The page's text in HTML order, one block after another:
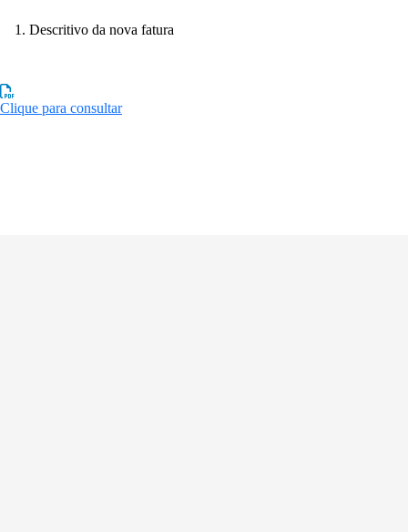
Descritivo da nova fatura
Clique para consultar